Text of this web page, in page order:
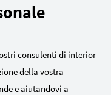
consulenti di interior
della vostra
e aiutandovi a